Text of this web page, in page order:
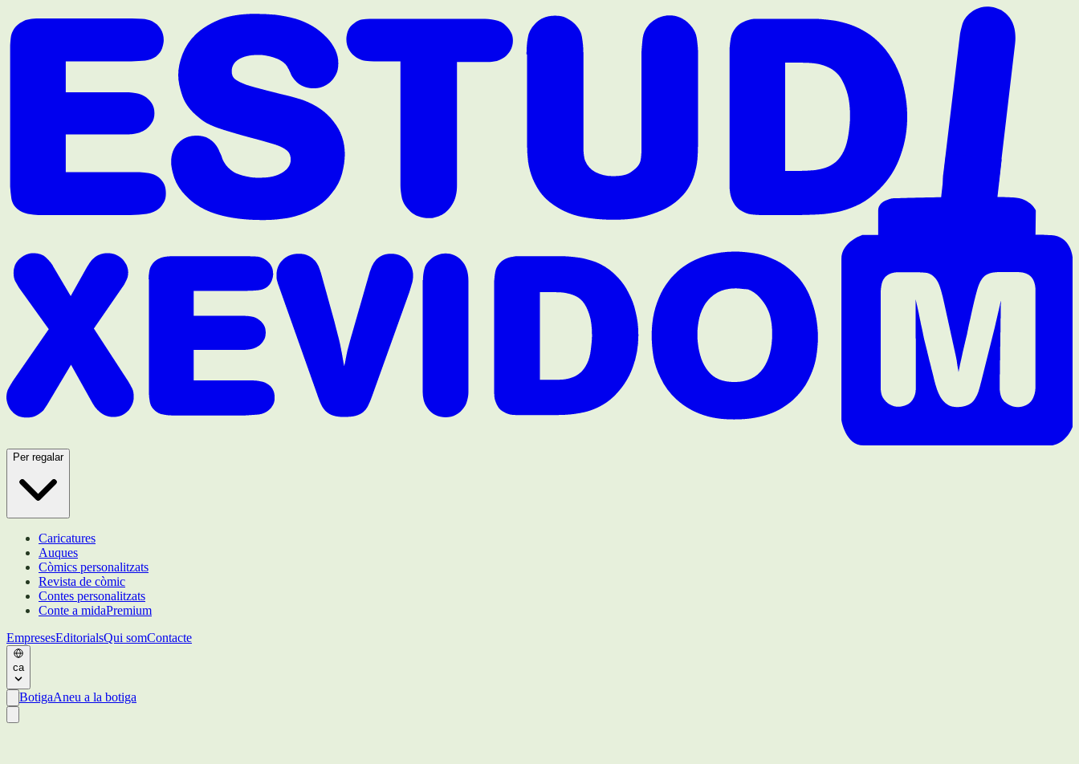
Per regalar
Caricatures
Auques
Còmics personalitzats
Revista de còmic
Contes personalitzats
Conte a midaPremium
EmpresesEditorialsQui somContacte
ca
BotigaAneu a la botiga